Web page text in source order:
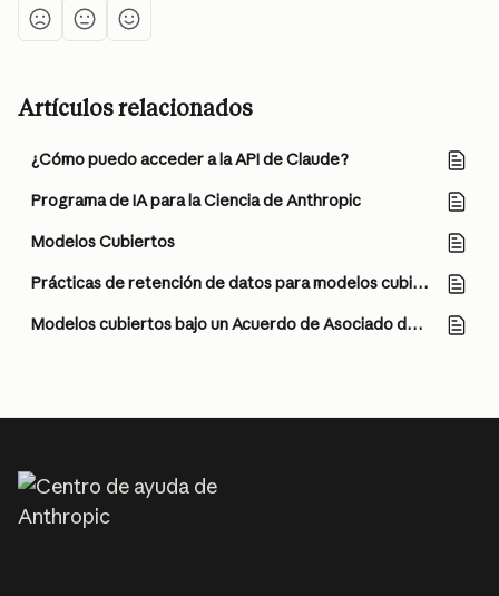
Artículos relacionados
¿Cómo puedo acceder a la API de Claude?
Programa de IA para la Ciencia de Anthropic
Modelos Cubiertos
Prácticas de retención de datos para modelos cubiertos
Modelos cubiertos bajo un Acuerdo de Asociado de Negocios (BAA)